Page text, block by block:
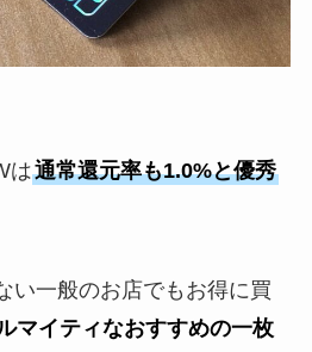
は通常還元率も1.0%と優秀
い一般のお店でもお得に買
マイティなおすすめの一枚